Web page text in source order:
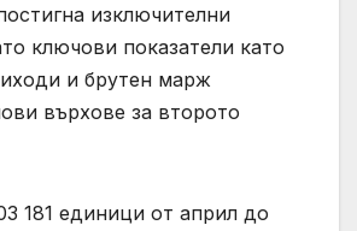
изключителни
ключови показатели като
и брутен марж
върхове за второто
181 единици от април до